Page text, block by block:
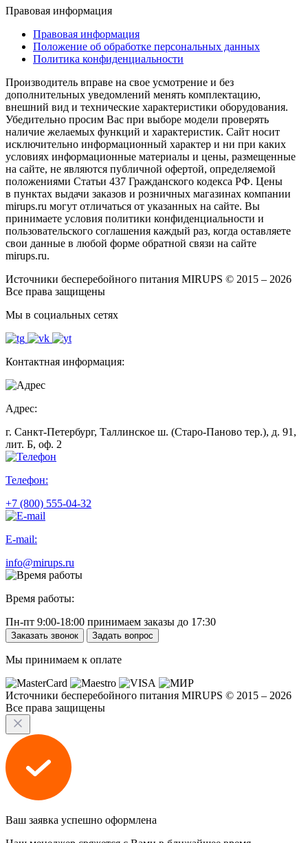
Правовая информация
Правовая информация
Положение об обработке персональных данных
Политика конфиденциальности
Производитель вправе на свое усмотрение и без
дополнительных уведомлений менять комплектацию,
внешний вид и технические характеристики оборудования.
Убедительно просим Вас при выборе модели проверять
наличие желаемых функций и характеристик. Сайт носит
исключительно информационный характер и ни при каких
условиях информационные материалы и цены, размещенные
на сайте, не являются публичной офертой, определяемой
положениями Статьи 437 Гражданского кодекса РФ. Цены
в пунктах выдачи заказов и розничных магазинах компании
mirups.ru могут отличаться от указанных на сайте. Вы
принимаете условия политики конфиденциальности и
пользовательского соглашения каждый раз, когда оставляете
свои данные в любой форме обратной связи на сайте
mirups.ru.
Источники бесперебойного питания MIRUPS © 2015 – 2026
Все права защищены
Мы в социальных сетях
Контактная информация:
Адрес:
г. Санкт-Петербург, Таллинское ш. (Старо-Паново тер.), д. 91,
лит. Б, оф. 2
Телефон:
+7 (800) 555-04-32
E-mail:
info@mirups.ru
Время работы:
Пн-пт 9:00-18:00 принимаем заказы до 17:30
Заказать звонок Задать вопрос
Мы принимаем к оплате
Источники бесперебойного питания MIRUPS © 2015 – 2026
Все права защищены
Ваш заявка успешно оформлена